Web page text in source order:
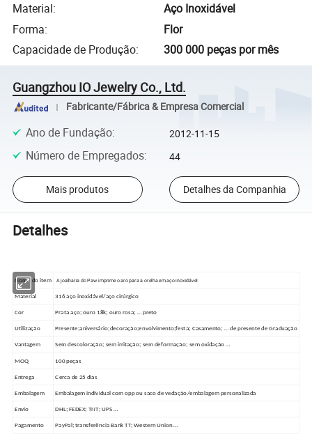
Material:
Aço Inoxidável
Forma:
Flor
Capacidade de Produção: 300 000 peças por mês
Guangzhou IO Jewelry Co., Ltd.
Fabricante/Fábrica & Empresa Comercial
Ano de Fundação: 2012-11-15
Número de Empregados: 44
Mais produtos Detalhes da Companhia
Detalhes
Nome do item A joalharia do Paw imprime o aro para a orelha em aço inoxidável
Material 316 aço inoxidável/aço cirúrgico
Cor Prata aço; ouro 18k; ouro rosa; … preto
Utilização Presente;aniversário;decoração;envolvimento;festa; Casamento; … de presente de Graduação
Vantagem Sem descoloração; sem irritação; sem deformação; sem oxidação …
MOQ 100 peças
Entrega Cerca de 25 dias
Embalagem Embalagem individual com opp ou saco de vedação/embalagem personalizada
Envio DHL; FEDEX; TNT; UPS …
Pagamento PayPal; transferência Bank TT; Western Union …